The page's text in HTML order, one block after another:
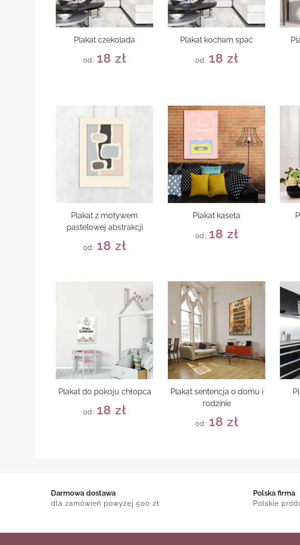
Plakat czekolada
od: 18 zł
Plakat kocham spać
od: 18 zł
Plakat z motywem
pastelowej abstrakcji
od: 18 zł
Plakat kaseta
od: 18 zł
Plakat do pokoju chłopca
od: 18 zł
Plakat sentencja o domu i
rodzinie
od: 18 zł
Darmowa dostawa
dla zamówień powyżej 500 zł
Polska firma
Polskie